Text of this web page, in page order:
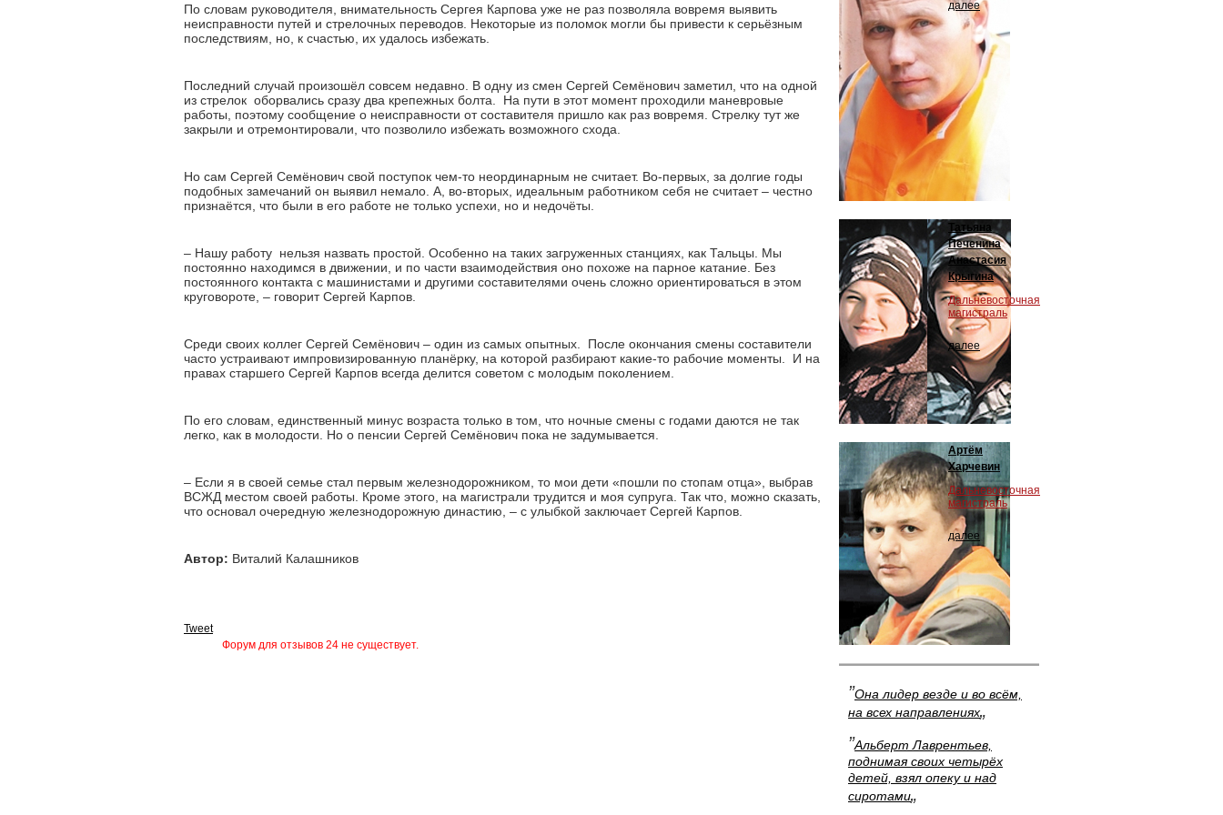
По словам руководителя, внимательность Сергея Карпова уже не раз позволяла вовремя выявить
неисправности путей и стрелочных переводов. Некоторые из поломок могли бы привести к серьёзным
последствиям, но, к счастью, их удалось избежать.
Последний случай произошёл совсем недавно. В одну из смен Сергей Семёнович заметил, что на одной
из стрелок оборвались сразу два крепежных болта. На пути в этот момент проходили маневровые
работы, поэтому сообщение о неисправности от составителя пришло как раз вовремя. Стрелку тут же
закрыли и отремонтировали, что позволило избежать возможного схода.
Но сам Сергей Семёнович свой поступок чем-то неординарным не считает. Во-первых, за долгие годы
подобных замечаний он выявил немало. А, во-вторых, идеальным работником себя не считает – честно
признаётся, что были в его работе не только успехи, но и недочёты.
– Нашу работу нельзя назвать простой. Особенно на таких загруженных станциях, как Тальцы. Мы
постоянно находимся в движении, и по части взаимодействия оно похоже на парное катание. Без
постоянного контакта с машинистами и другими составителями очень сложно ориентироваться в этом
круговороте, – говорит Сергей Карпов.
Среди своих коллег Сергей Семёнович – один из самых опытных. После окончания смены составители
часто устраивают импровизированную планёрку, на которой разбирают какие-то рабочие моменты. И на
правах старшего Сергей Карпов всегда делится советом с молодым поколением.
По его словам, единственный минус возраста только в том, что ночные смены с годами даются не так
легко, как в молодости. Но о пенсии Сергей Семёнович пока не задумывается.
– Если я в своей семье стал первым железнодорожником, то мои дети «пошли по стопам отца», выбрав
ВСЖД местом своей работы. Кроме этого, на магистрали трудится и моя супруга. Так что, можно сказать,
что основал очередную железнодорожную династию, – с улыбкой заключает Сергей Карпов.
Автор: Виталий Калашников
Tweet
Форум для отзывов 24 не существует.
далее
Татьяна
Печенина
Анастасия
Крыгина
Дальневосточная
магистраль
далее
Артём
Харчевин
Дальневосточная
магистраль
далее
”Она лидер везде и во всём,
на всех направлениях„
”Альберт Лаврентьев,
поднимая своих четырёх
детей, взял опеку и над
сиротами„